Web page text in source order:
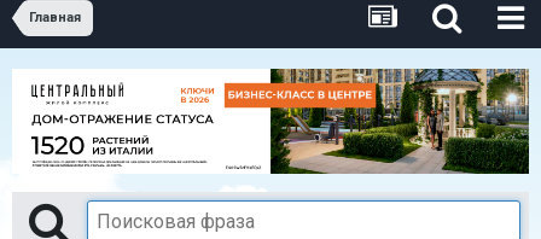
Главная